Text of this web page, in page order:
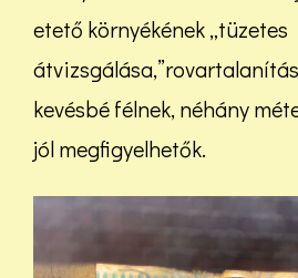
etető környékének „tüzetes
kevésbé félnek, néhány
jól megfigyelhetők.